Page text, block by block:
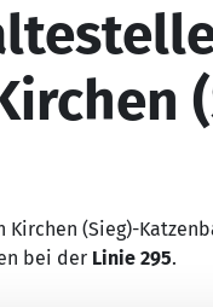
(Sieg)-
bei der Linie 295.